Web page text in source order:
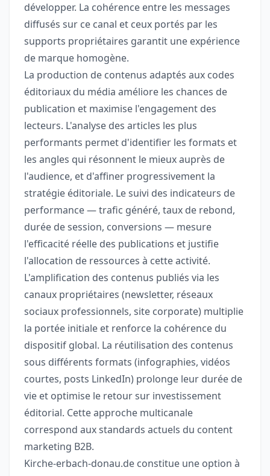
développer. La cohérence entre les messages
diffusés sur ce canal et ceux portés par les
supports propriétaires garantit une expérience
de marque homogène.
La production de contenus adaptés aux codes
éditoriaux du média améliore les chances de
publication et maximise l'engagement des
lecteurs. L'analyse des articles les plus
performants permet d'identifier les formats et
les angles qui résonnent le mieux auprès de
l'audience, et d'affiner progressivement la
stratégie éditoriale. Le suivi des indicateurs de
performance — trafic généré, taux de rebond,
durée de session, conversions — mesure
l'efficacité réelle des publications et justifie
l'allocation de ressources à cette activité.
L'amplification des contenus publiés via les
canaux propriétaires (newsletter, réseaux
sociaux professionnels, site corporate) multiplie
la portée initiale et renforce la cohérence du
dispositif global. La réutilisation des contenus
sous différents formats (infographies, vidéos
courtes, posts LinkedIn) prolonge leur durée de
vie et optimise le retour sur investissement
éditorial. Cette approche multicanale
correspond aux standards actuels du content
marketing B2B.
Kirche-erbach-donau.de constitue une option à